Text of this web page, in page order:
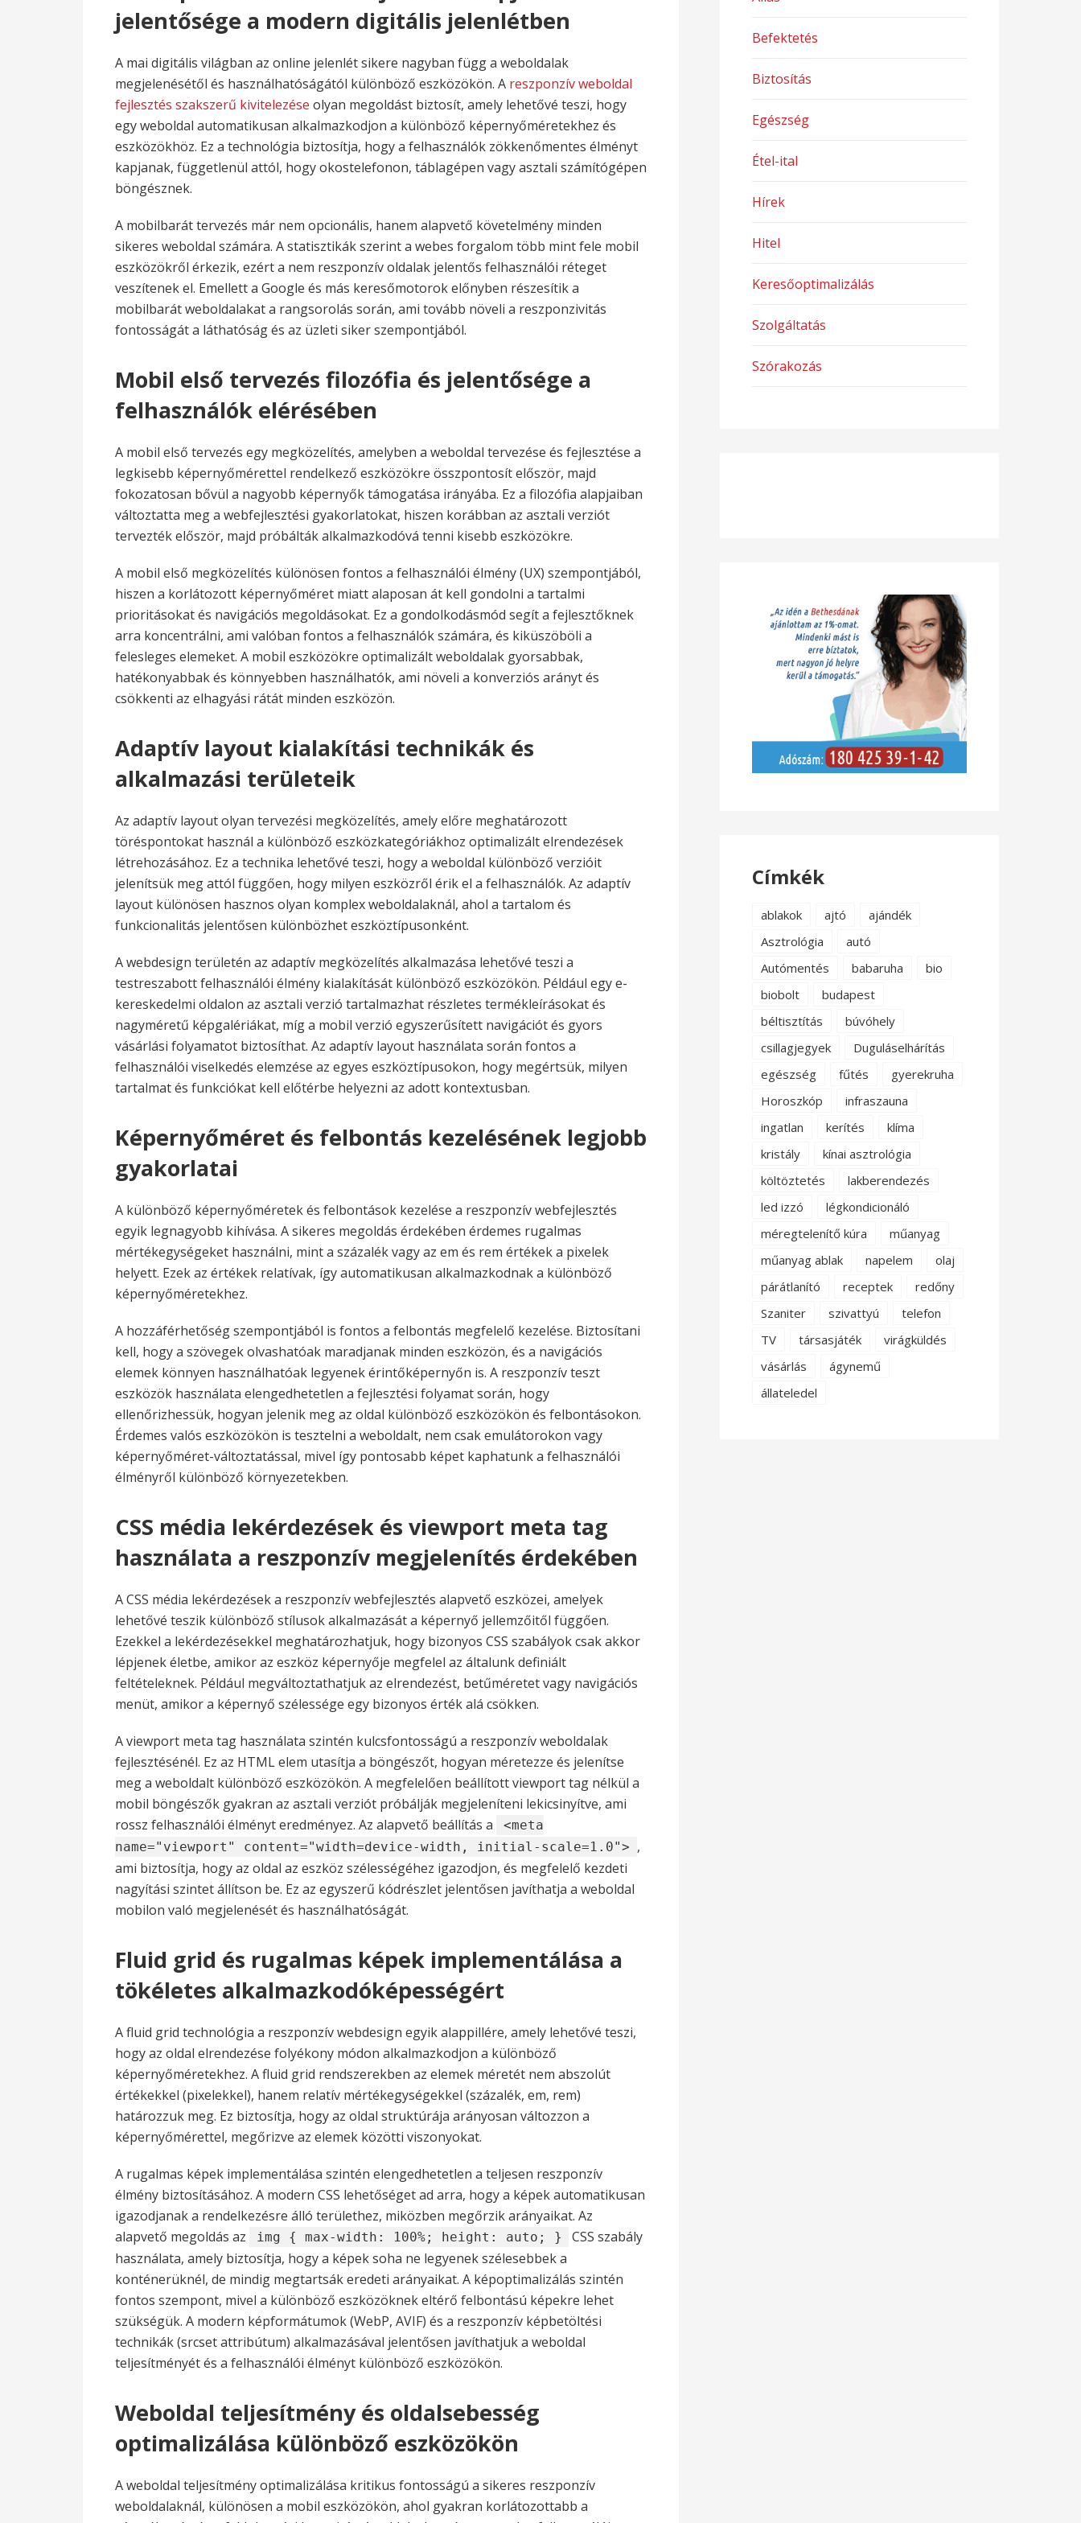
jelentősége a modern digitális jelenlétben
A mai digitális világban az online jelenlét sikere nagyban függ a weboldalak
megjelenésétől és használhatóságától különböző eszközökön. A reszponzív weboldal
fejlesztés szakszerű kivitelezése olyan megoldást biztosít, amely lehetővé teszi, hogy
egy weboldal automatikusan alkalmazkodjon a különböző képernyőméretekhez és
eszközökhöz. Ez a technológia biztosítja, hogy a felhasználók zökkenőmentes élményt
kapjanak, függetlenül attól, hogy okostelefonon, táblagépen vagy asztali számítógépen
böngésznek.
A mobilbarát tervezés már nem opcionális, hanem alapvető követelmény minden
sikeres weboldal számára. A statisztikák szerint a webes forgalom több mint fele mobil
eszközökről érkezik, ezért a nem reszponzív oldalak jelentős felhasználói réteget
veszítenek el. Emellett a Google és más keresőmotorok előnyben részesítik a
mobilbarát weboldalakat a rangsorolás során, ami tovább növeli a reszponzivitás
fontosságát a láthatóság és az üzleti siker szempontjából.
Mobil első tervezés filozófia és jelentősége a
felhasználók elérésében
A mobil első tervezés egy megközelítés, amelyben a weboldal tervezése és fejlesztése a
legkisebb képernyőmérettel rendelkező eszközökre összpontosít először, majd
fokozatosan bővül a nagyobb képernyők támogatása irányába. Ez a filozófia alapjaiban
változtatta meg a webfejlesztési gyakorlatokat, hiszen korábban az asztali verziót
tervezték először, majd próbálták alkalmazkodóvá tenni kisebb eszközökre.
A mobil első megközelítés különösen fontos a felhasználói élmény (UX) szempontjából,
hiszen a korlátozott képernyőméret miatt alaposan át kell gondolni a tartalmi
prioritásokat és navigációs megoldásokat. Ez a gondolkodásmód segít a fejlesztőknek
arra koncentrálni, ami valóban fontos a felhasználók számára, és kiküszöböli a
felesleges elemeket. A mobil eszközökre optimalizált weboldalak gyorsabbak,
hatékonyabbak és könnyebben használhatók, ami növeli a konverziós arányt és
csökkenti az elhagyási rátát minden eszközön.
Adaptív layout kialakítási technikák és
alkalmazási területeik
Az adaptív layout olyan tervezési megközelítés, amely előre meghatározott
töréspontokat használ a különböző eszközkategóriákhoz optimalizált elrendezések
létrehozásához. Ez a technika lehetővé teszi, hogy a weboldal különböző verzióit
jelenítsük meg attól függően, hogy milyen eszközről érik el a felhasználók. Az adaptív
layout különösen hasznos olyan komplex weboldalaknál, ahol a tartalom és
funkcionalitás jelentősen különbözhet eszköztípusonként.
A webdesign területén az adaptív megközelítés alkalmazása lehetővé teszi a
testreszabott felhasználói élmény kialakítását különböző eszközökön. Például egy e-
kereskedelmi oldalon az asztali verzió tartalmazhat részletes termékleírásokat és
nagyméretű képgalériákat, míg a mobil verzió egyszerűsített navigációt és gyors
vásárlási folyamatot biztosíthat. Az adaptív layout használata során fontos a
felhasználói viselkedés elemzése az egyes eszköztípusokon, hogy megértsük, milyen
tartalmat és funkciókat kell előtérbe helyezni az adott kontextusban.
Képernyőméret és felbontás kezelésének legjobb
gyakorlatai
A különböző képernyőméretek és felbontások kezelése a reszponzív webfejlesztés
egyik legnagyobb kihívása. A sikeres megoldás érdekében érdemes rugalmas
mértékegységeket használni, mint a százalék vagy az em és rem értékek a pixelek
helyett. Ezek az értékek relatívak, így automatikusan alkalmazkodnak a különböző
képernyőméretekhez.
A hozzáférhetőség szempontjából is fontos a felbontás megfelelő kezelése. Biztosítani
kell, hogy a szövegek olvashatóak maradjanak minden eszközön, és a navigációs
elemek könnyen használhatóak legyenek érintőképernyőn is. A reszponzív teszt
eszközök használata elengedhetetlen a fejlesztési folyamat során, hogy
ellenőrizhessük, hogyan jelenik meg az oldal különböző eszközökön és felbontásokon.
Érdemes valós eszközökön is tesztelni a weboldalt, nem csak emulátorokon vagy
képernyőméret-változtatással, mivel így pontosabb képet kaphatunk a felhasználói
élményről különböző környezetekben.
CSS média lekérdezések és viewport meta tag
használata a reszponzív megjelenítés érdekében
A CSS média lekérdezések a reszponzív webfejlesztés alapvető eszközei, amelyek
lehetővé teszik különböző stílusok alkalmazását a képernyő jellemzőitől függően.
Ezekkel a lekérdezésekkel meghatározhatjuk, hogy bizonyos CSS szabályok csak akkor
lépjenek életbe, amikor az eszköz képernyője megfelel az általunk definiált
feltételeknek. Például megváltoztathatjuk az elrendezést, betűméretet vagy navigációs
menüt, amikor a képernyő szélessége egy bizonyos érték alá csökken.
A viewport meta tag használata szintén kulcsfontosságú a reszponzív weboldalak
fejlesztésénél. Ez az HTML elem utasítja a böngészőt, hogyan méretezze és jelenítse
meg a weboldalt különböző eszközökön. A megfelelően beállított viewport tag nélkül a
mobil böngészők gyakran az asztali verziót próbálják megjeleníteni lekicsinyítve, ami
rossz felhasználói élményt eredményez. Az alapvető beállítás a
<meta
name="viewport" content="width=device-width, initial-scale=1.0"> ,
ami biztosítja, hogy az oldal az eszköz szélességéhez igazodjon, és megfelelő kezdeti
nagyítási szintet állítson be. Ez az egyszerű kódrészlet jelentősen javíthatja a weboldal
mobilon való megjelenését és használhatóságát.
Fluid grid és rugalmas képek implementálása a
tökéletes alkalmazkodóképességért
A fluid grid technológia a reszponzív webdesign egyik alappillére, amely lehetővé teszi,
hogy az oldal elrendezése folyékony módon alkalmazkodjon a különböző
képernyőméretekhez. A fluid grid rendszerekben az elemek méretét nem abszolút
értékekkel (pixelekkel), hanem relatív mértékegységekkel (százalék, em, rem)
határozzuk meg. Ez biztosítja, hogy az oldal struktúrája arányosan változzon a
képernyőmérettel, megőrizve az elemek közötti viszonyokat.
A rugalmas képek implementálása szintén elengedhetetlen a teljesen reszponzív
élmény biztosításához. A modern CSS lehetőséget ad arra, hogy a képek automatikusan
igazodjanak a rendelkezésre álló területhez, miközben megőrzik arányaikat. Az
alapvető megoldás az
img { max-width: 100%; height: auto; }
CSS szabály
használata, amely biztosítja, hogy a képek soha ne legyenek szélesebbek a
konténerüknél, de mindig megtartsák eredeti arányaikat. A képoptimalizálás szintén
fontos szempont, mivel a különböző eszközöknek eltérő felbontású képekre lehet
szükségük. A modern képformátumok (WebP, AVIF) és a reszponzív képbetöltési
technikák (srcset attribútum) alkalmazásával jelentősen javíthatjuk a weboldal
teljesítményét és a felhasználói élményt különböző eszközökön.
Weboldal teljesítmény és oldalsebesség
optimalizálása különböző eszközökön
A weboldal teljesítmény optimalizálása kritikus fontosságú a sikeres reszponzív
weboldalaknál, különösen a mobil eszközökön, ahol gyakran korlátozottabb a
Befektetés
Biztosítás
Egészség
Étel-ital
Hírek
Hitel
Keresőoptimalizálás
Szolgáltatás
Szórakozás
Címkék
ablakok ajtó
ajándék
Asztrológia
autó
Autómentés
babaruha
bio
biobolt
budapest
béltisztítás
búvóhely
csillagjegyek
Duguláselhárítás
egészség
fűtés
gyerekruha
Horoszkóp
infraszauna
ingatlan
kerítés
klíma
kristály
kínai asztrológia
költöztetés
lakberendezés
led izzó
légkondicionáló
méregtelenítő kúra
műanyag
műanyag ablak
napelem
olaj
párátlanító
receptek
redőny
Szaniter
szivattyú
telefon
TV
társasjáték
virágküldés
vásárlás
ágynemű
állateledel